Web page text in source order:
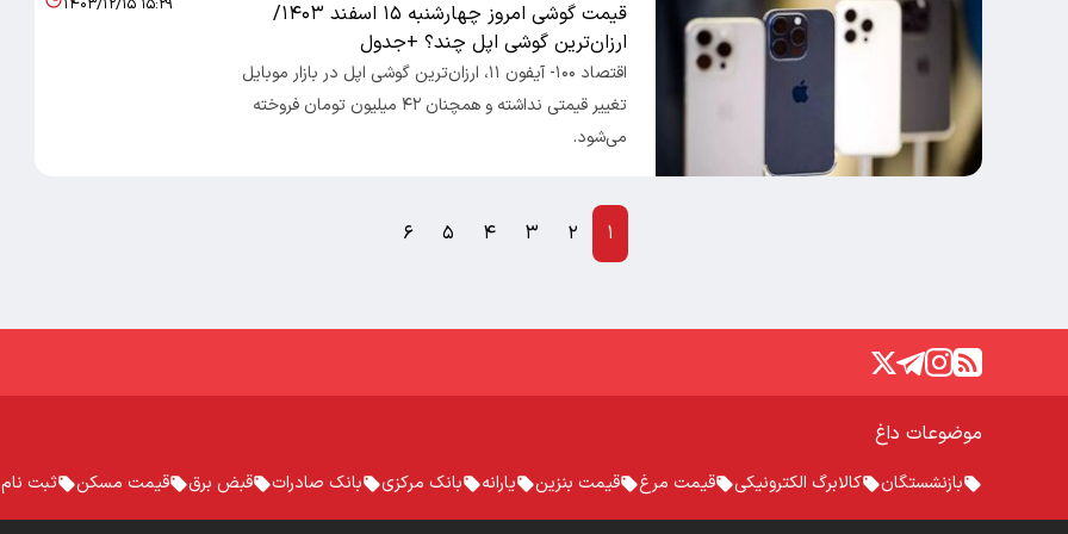
قیمت گوشی امروز چهارشنبه ۱۵ اسفند ۱۴۰۳/
ارزان‌ترین گوشی اپل چند؟ +جدول
اقتصاد ۱۰۰- آیفون ۱۱، ارزان‌ترین گوشی اپل در بازار موبایل
تغییر قیمتی نداشته و همچنان ۴۲ میلیون تومان فروخته
می‌شود.
۱ ۲ ۳ ۴ ۵ ۶
موضوعات داغ
بازنشستگان کالابرگ الکترونیکی قیمت مرغ قیمت بنزین یارانه بانک مرکزی بانک صادرات قبض برق قیمت مسکن ثبت